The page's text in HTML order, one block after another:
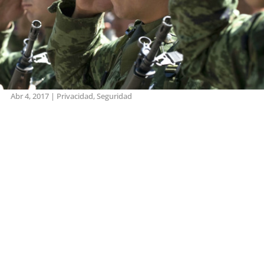
Abr 4, 2017| Privacidad,Seguridad